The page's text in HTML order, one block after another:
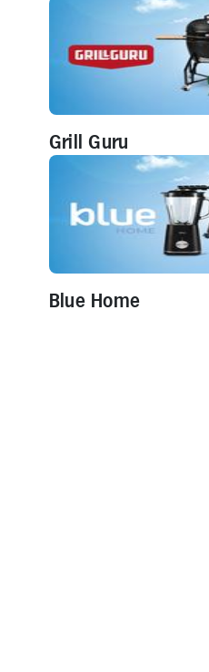
Grill Guru
Blue Home